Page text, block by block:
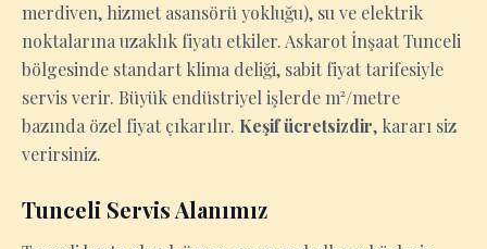
merdiven, hizmet asansörü yokluğu), su ve elektrik
noktalarına uzaklık fiyatı etkiler. Askarot İnşaat Tunceli
bölgesinde standart klima deliği, sabit fiyat tarifesiyle
servis verir. Büyük endüstriyel işlerde m²/metre
bazında özel fiyat çıkarılır. Keşif ücretsizdir, kararı siz
verirsiniz.
Tunceli Servis Alanımız